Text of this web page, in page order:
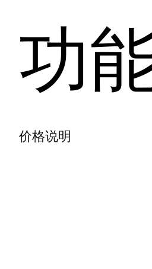
功
价格说明